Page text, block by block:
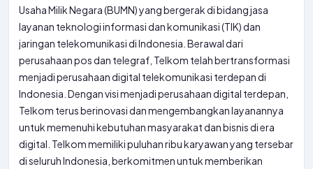
Usaha Milik Negara (BUMN) yang bergerak di bidang jasa
layanan teknologi informasi dan komunikasi (TIK) dan
jaringan telekomunikasi di Indonesia. Berawal dari
perusahaan pos dan telegraf, Telkom telah bertransformasi
menjadi perusahaan digital telekomunikasi terdepan di
Indonesia. Dengan visi menjadi perusahaan digital terdepan,
Telkom terus berinovasi dan mengembangkan layanannya
untuk memenuhi kebutuhan masyarakat dan bisnis di era
digital. Telkom memiliki puluhan ribu karyawan yang tersebar
di seluruh Indonesia, berkomitmen untuk memberikan